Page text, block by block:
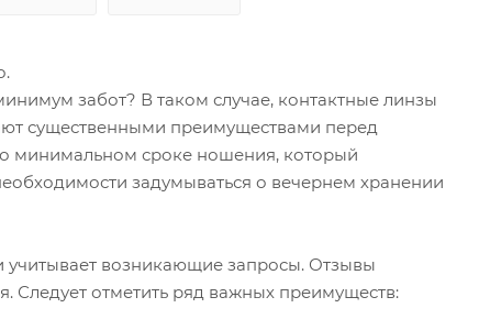
забот? В таком случае, контактные линзы
существенными преимуществами перед
минимальном сроке ношения, который
задумываться о вечернем хранении
возникающие запросы. Отзывы
Следует отметить ряд важных преимуществ: